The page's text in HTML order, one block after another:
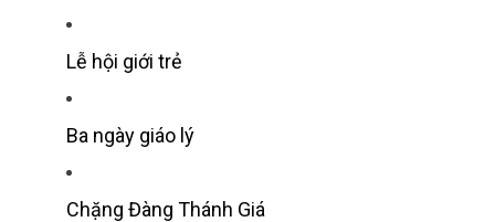
Lễ hội giới trẻ
Ba ngày giáo lý
Chặng Đàng Thánh Giá